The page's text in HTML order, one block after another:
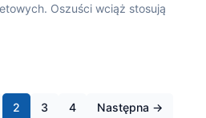
Oszuści wciąż stosują
2 3 4 Następna →